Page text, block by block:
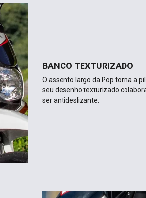
BANCO TEXTURIZADO
O assento largo da Pop torna a
seu desenho texturizado
ser antideslizante.